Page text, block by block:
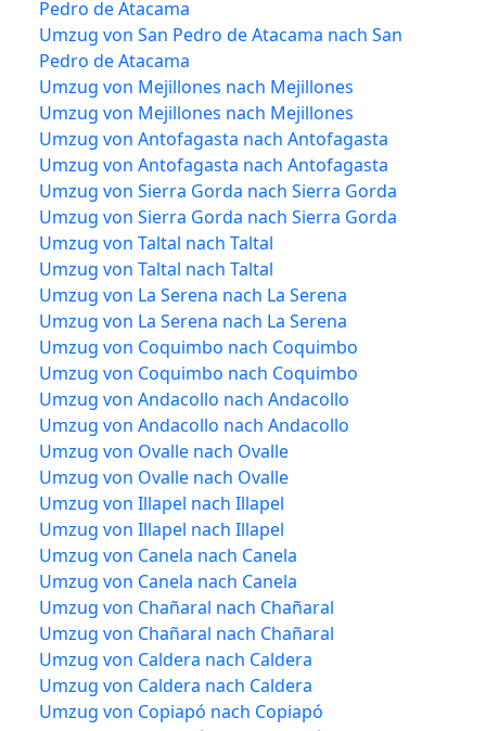
Pedro de Atacama
Umzug von San Pedro de Atacama nach San
Pedro de Atacama
Umzug von Mejillones nach Mejillones
Umzug von Mejillones nach Mejillones
Umzug von Antofagasta nach Antofagasta
Umzug von Antofagasta nach Antofagasta
Umzug von Sierra Gorda nach Sierra Gorda
Umzug von Sierra Gorda nach Sierra Gorda
Umzug von Taltal nach Taltal
Umzug von Taltal nach Taltal
Umzug von La Serena nach La Serena
Umzug von La Serena nach La Serena
Umzug von Coquimbo nach Coquimbo
Umzug von Coquimbo nach Coquimbo
Umzug von Andacollo nach Andacollo
Umzug von Andacollo nach Andacollo
Umzug von Ovalle nach Ovalle
Umzug von Ovalle nach Ovalle
Umzug von Illapel nach Illapel
Umzug von Illapel nach Illapel
Umzug von Canela nach Canela
Umzug von Canela nach Canela
Umzug von Chañaral nach Chañaral
Umzug von Chañaral nach Chañaral
Umzug von Caldera nach Caldera
Umzug von Caldera nach Caldera
Umzug von Copiapó nach Copiapó